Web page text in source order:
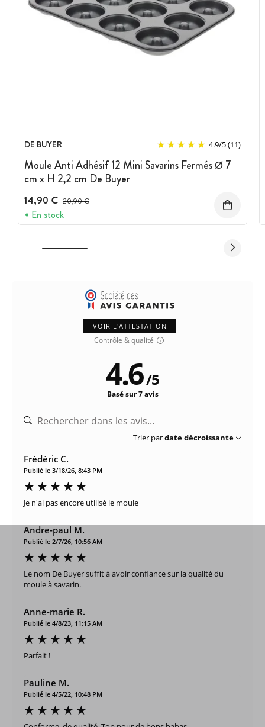
DE BUYER 4.9/5(11)
Moule Anti Adhésif 12 Mini Savarins Fermés Ø 7
cm x H 2,2 cm De Buyer
14,90 € Prix avant réduction :
20,90 €
En stock
VOIR L'ATTESTATION
Contrôle & qualité
4.6/5
Basé sur 7 avis
Trier pardate décroissante
Frédéric C.
Publié le 3/18/26, 8:43 PM
Je n'ai pas encore utilisé le moule
Andre-paul M.
Publié le 2/7/26, 10:56 AM
Le nom De Buyer suffit à avoir confiance sur la qualité du
moule à savarin.
Anne-marie R.
Publié le 4/8/23, 11:15 AM
Parfait !
Pauline M.
Publié le 4/5/22, 10:48 PM